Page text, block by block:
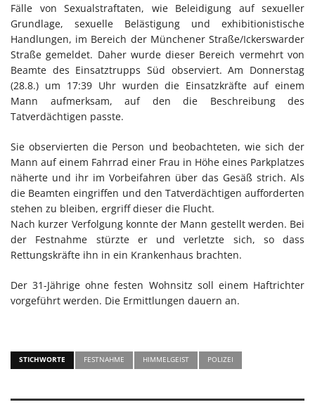
Fälle von Sexualstraftaten, wie Beleidigung auf sexueller
Grundlage, sexuelle Belästigung und exhibitionistische
Handlungen, im Bereich der Münchener Straße/Ickerswarder
Straße gemeldet. Daher wurde dieser Bereich vermehrt von
Beamte des Einsatztrupps Süd observiert. Am Donnerstag
(28.8.) um 17:39 Uhr wurden die Einsatzkräfte auf einem
Mann aufmerksam, auf den die Beschreibung des
Tatverdächtigen passte.
Sie observierten die Person und beobachteten, wie sich der
Mann auf einem Fahrrad einer Frau in Höhe eines Parkplatzes
näherte und ihr im Vorbeifahren über das Gesäß strich. Als
die Beamten eingriffen und den Tatverdächtigen aufforderten
stehen zu bleiben, ergriff dieser die Flucht.
Nach kurzer Verfolgung konnte der Mann gestellt werden. Bei
der Festnahme stürzte er und verletzte sich, so dass
Rettungskräfte ihn in ein Krankenhaus brachten.
Der 31-Jährige ohne festen Wohnsitz soll einem Haftrichter
vorgeführt werden. Die Ermittlungen dauern an.
STICHWORTE FESTNAHME HIMMELGEIST POLIZEI